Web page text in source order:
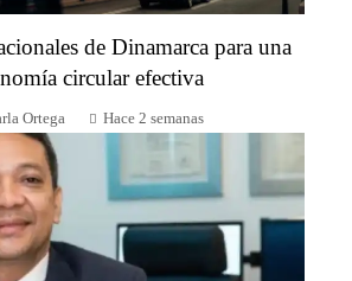
de Dinamarca para una
circular efectiva
Ortega Hace 2 semanas